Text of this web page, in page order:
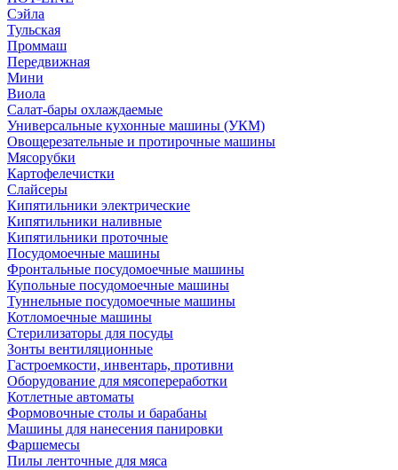
Сэйла
Тульская
Проммаш
Передвижная
Мини
Виола
Салат-бары охлаждаемые
Универсальные кухонные машины (УКМ)
Овощерезательные и протирочные машины
Мясорубки
Картофелечистки
Слайсеры
Кипятильники электрические
Кипятильники наливные
Кипятильники проточные
Посудомоечные машины
Фронтальные посудомоечные машины
Купольные посудомоечные машины
Туннельные посудомоечные машины
Котломоечные машины
Стерилизаторы для посуды
Зонты вентиляционные
Гастроемкости, инвентарь, противни
Оборудование для мясопереработки
Котлетные автоматы
Формовочные столы и барабаны
Машины для нанесения панировки
Фаршемесы
Пилы ленточные для мяса